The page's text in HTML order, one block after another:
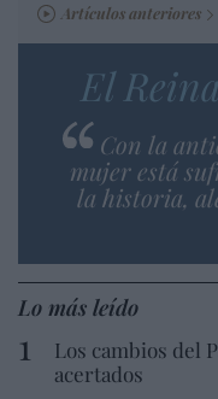
Artículos anteriores
El
Con la
mujer está
la historia,
Lo más leído
Los cambios del
acertados